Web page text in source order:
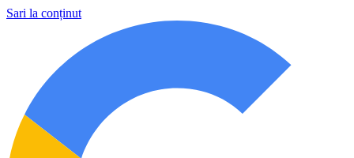
Sari la conținut